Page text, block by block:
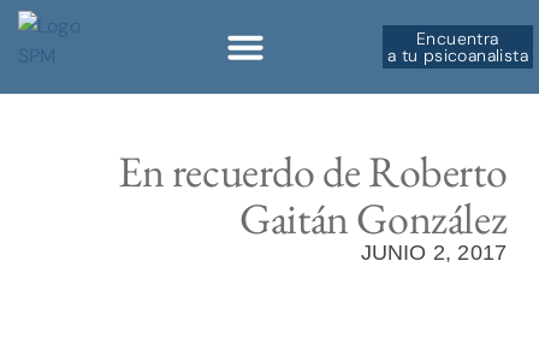
Encuentra
a tu psicoanalista
En recuerdo de Roberto
Gaitán González
JUNIO 2, 2017